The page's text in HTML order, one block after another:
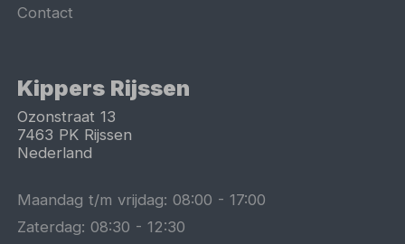
Contact
Kippers Rijssen
Ozonstraat 13
7463 PK Rijssen
Nederland
Maandag t/m vrijdag:08:00 -17:00
Zaterdag:08:30 -12:30